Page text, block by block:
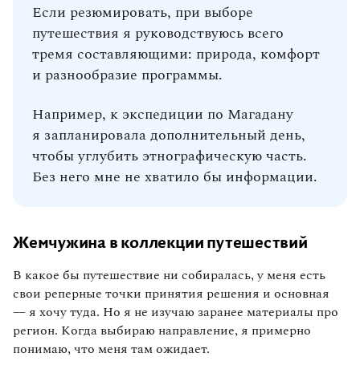
Если резюмировать, при выборе
путешествия я руководствуюсь всего
тремя составляющими: природа, комфорт
и разнообразие программы.
Например, к экспедиции по Магадану
я запланировала дополнительный день,
чтобы углубить этнографическую часть.
Без него мне не хватило бы информации.
Жемчужина в коллекции путешествий
В какое бы путешествие ни собиралась, у меня есть
свои реперные точки принятия решения и основная
— я хочу туда. Но я не изучаю заранее материалы про
регион. Когда выбираю направление, я примерно
понимаю, что меня там ожидает.